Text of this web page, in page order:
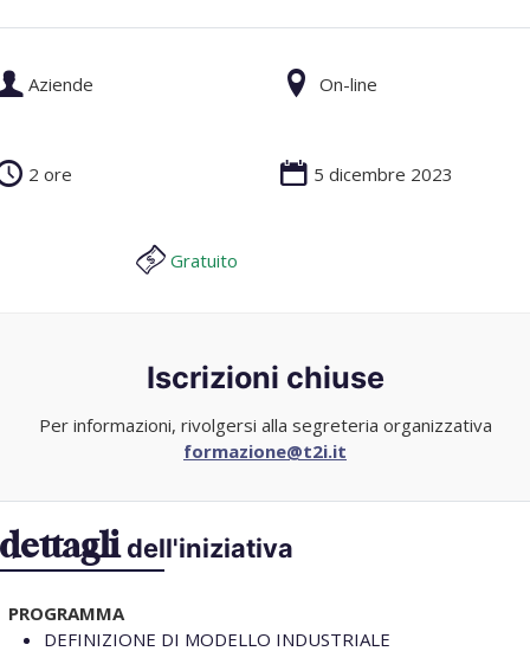
Aziende On-line
2 ore 5 dicembre 2023
Gratuito
Iscrizioni chiuse
Per informazioni, rivolgersi alla segreteria organizzativa
formazione@t2i.it
dettagli dell'iniziativa
PROGRAMMA
DEFINIZIONE DI MODELLO INDUSTRIALE